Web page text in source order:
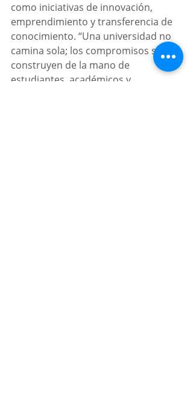
como iniciativas de innovación,
emprendimiento y transferencia de
conocimiento. “Una universidad no
camina sola; los compromisos se
construyen de la mano de
estudiantes, académicos y